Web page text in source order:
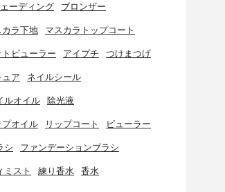
ーディング ブロンザー
カラ下地 マスカラトップコート
トビューラー アイプチ つけまつげ
ュア ネイルシール
ルオイル 除光液
プオイル リップコート ビューラー
シ ファンデーションブラシ
ミスト 練り香水 香水